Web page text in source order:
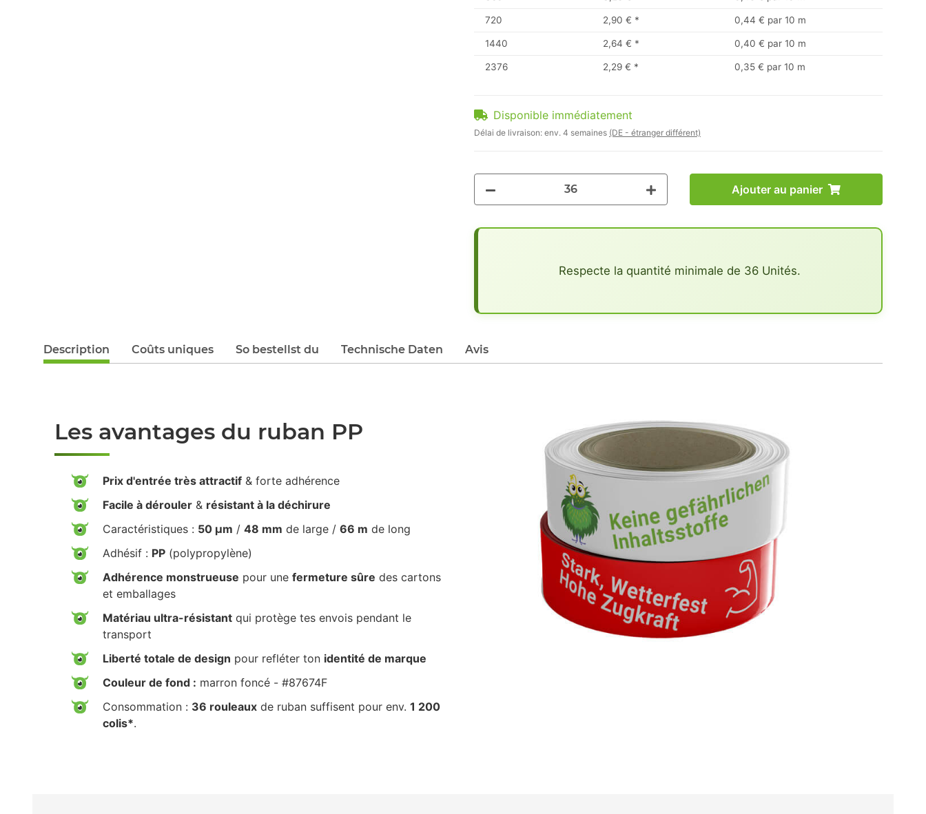
720 2,90 € * 0,44 € par 10 m
1440 2,64 € * 0,40 € par 10 m
2376 2,29 € * 0,35 € par 10 m
Disponible immédiatement
Délai de livraison: env. 4 semaines (DE - étranger différent)
Ajouter au panier
Respecte la quantité minimale de 36 Unités.
Description Coûts uniques So bestellst du Technische Daten Avis
Les avantages du ruban PP
Prix d'entrée très attractif & forte adhérence
Facile à dérouler & résistant à la déchirure
Caractéristiques : 50 µm / 48 mm de large / 66 m de long
Adhésif : PP (polypropylène)
Adhérence monstrueuse pour une fermeture sûre des cartons
et emballages
Matériau ultra-résistant qui protège tes envois pendant le
transport
Liberté totale de design pour refléter ton identité de marque
Couleur de fond : marron foncé - #87674F
Consommation : 36 rouleaux de ruban suffisent pour env. 1 200
colis*.